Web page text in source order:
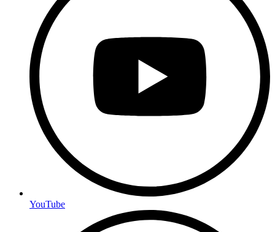
YouTube